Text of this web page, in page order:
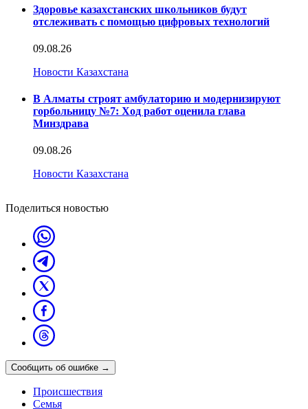
Здоровье казахстанских школьников будут
отслеживать с помощью цифровых технологий
09.08.26
Новости Казахстана
В Алматы строят амбулаторию и модернизируют
горбольницу №7: Ход работ оценила глава
Минздрава
09.08.26
Новости Казахстана
Поделиться новостью
Сообщить об ошибке →
Происшествия
Семья